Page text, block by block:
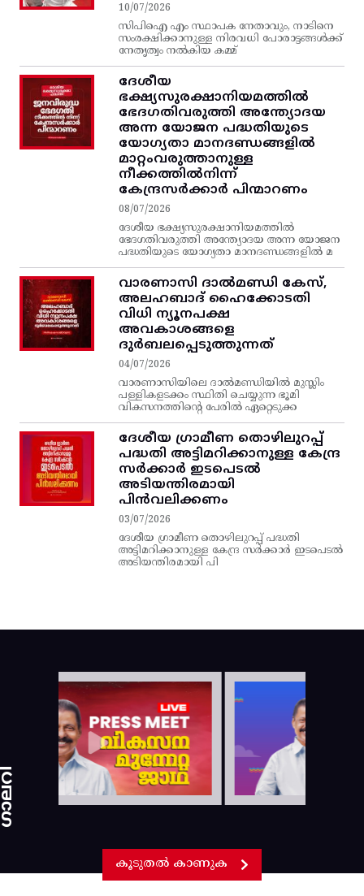
10/07/2026
സിപിഐ എം സ്ഥാപക നേതാവും, നാടിനെ
സംരക്ഷിക്കാനുള്ള നിരവധി പോരാട്ടങ്ങള്‍ക്ക്‌
നേതൃത്വം നല്‍കിയ കമ്മ്
ദേശീയ
ഭക്ഷ്യസുരക്ഷാനിയമത്തിൽ
ഭേദഗതിവരുത്തി അന്ത്യോദയ
അന്ന യോജന പദ്ധതിയുടെ
യോഗ്യതാ മാനദണ്ഡങ്ങളിൽ
മാറ്റംവരുത്താനുള്ള
നീക്കത്തിൽനിന്ന്‌
കേന്ദ്രസർക്കാർ പിന്മാറണം
08/07/2026
ദേശീയ ഭക്ഷ്യസുരക്ഷാനിയമത്തിൽ
ഭേദഗതിവരുത്തി അന്ത്യോദയ അന്ന യോജന
പദ്ധതിയുടെ യോഗ്യതാ മാനദണ്ഡങ്ങളിൽ മ
വാരണാസി ദാൽമണ്ഡി കേസ്,
അലഹബാദ് ഹൈക്കോടതി
വിധി ന്യൂനപക്ഷ
അവകാശങ്ങളെ
ദുർബലപ്പെടുത്തുന്നത്
04/07/2026
വാരണാസിയിലെ ദാൽമണ്ഡിയിൽ മുസ്ലിം
പള്ളികളടക്കം സ്ഥിതി ചെയ്യുന്ന ഭൂമി
വികസനത്തിന്റെ പേരിൽ ഏറ്റെടുക്ക
ദേശീയ ഗ്രാമീണ തൊഴിലുറപ്പ്‌
പദ്ധതി അട്ടിമറിക്കാനുള്ള കേന്ദ്ര
സര്‍ക്കാര്‍ ഇടപെടല്‍
അടിയന്തിരമായി
പിന്‍വലിക്കണം
03/07/2026
ദേശീയ ഗ്രാമീണ തൊഴിലുറപ്പ്‌ പദ്ധതി
അട്ടിമറിക്കാനുള്ള കേന്ദ്ര സര്‍ക്കാര്‍ ഇടപെടല്‍
അടിയന്തിരമായി പി
കൂടുതൽ കാണുക